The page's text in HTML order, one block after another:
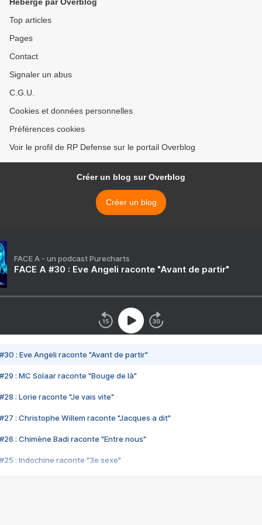
Top articles
Pages
Contact
Signaler un abus
C.G.U.
Cookies et données personnelles
Préférences cookies
Voir le profil de RP Defense sur le portail Overblog
Créer un blog sur Overblog
Créer un blog
FACE A - un podcast Purecharts
FACE A #30 : Eve Angeli raconte "Avant de partir"
#30 : Eve Angeli raconte "Avant de partir"
#29 : MC Solaar raconte "Bouge de là"
#28 : Lorie raconte "Je vais vite"
#27 : Christophe Willem raconte "Jacques a dit"
#26 : Chimène Badi raconte "Entre nous"
#25 : Indochine raconte "3e sexe"